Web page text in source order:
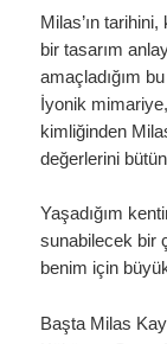
Milas’ın
bir tasarım
amaçladığım
İyonik
kimliğinden
değerlerini
Yaşadığım
sunabilecek bir
benim için
Başta Milas